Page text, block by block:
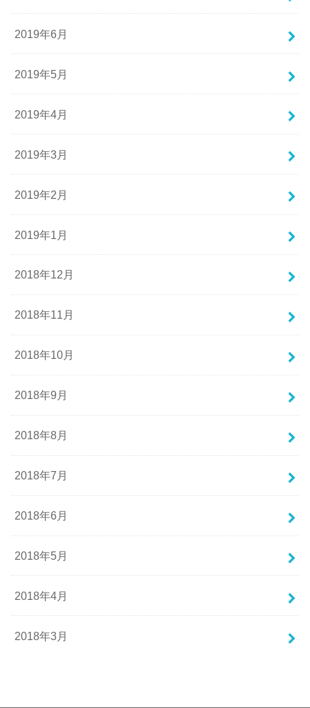
2019年6月
2019年5月
2019年4月
2019年3月
2019年2月
2019年1月
2018年12月
2018年11月
2018年10月
2018年9月
2018年8月
2018年7月
2018年6月
2018年5月
2018年4月
2018年3月